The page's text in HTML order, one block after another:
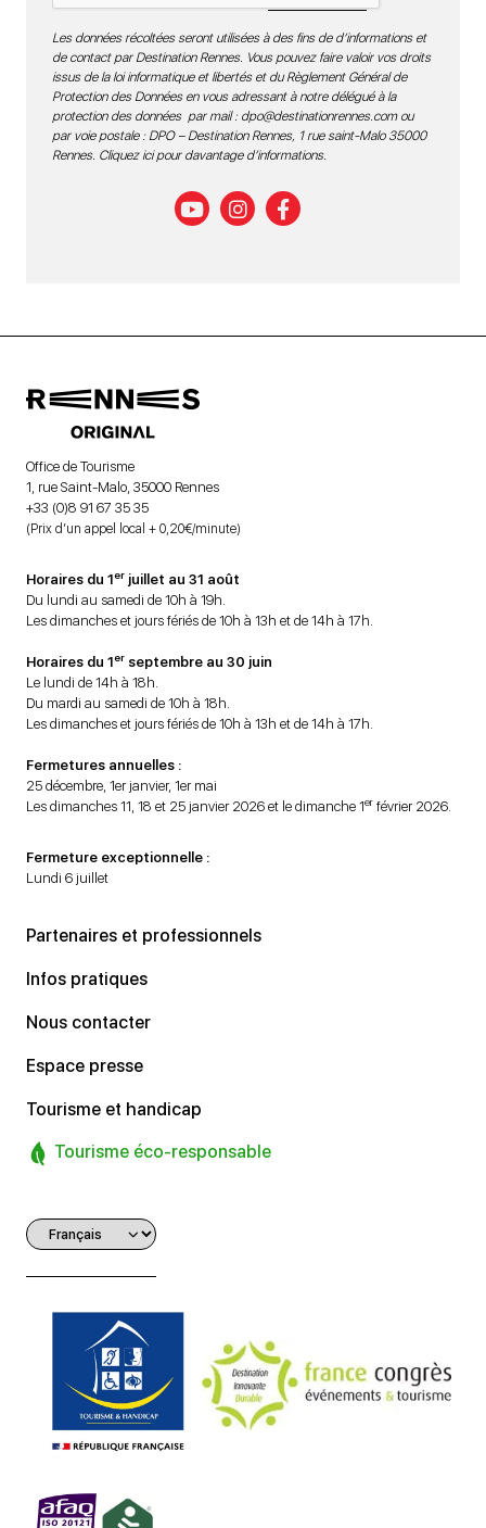
Les données récoltées seront utilisées à des fins de d’informations et
de contact par Destination Rennes. Vous pouvez faire valoir vos droits
issus de la loi informatique et libertés et du Règlement Général de
Protection des Données en vous adressant à notre délégué à la
protection des données par mail : dpo@destinationrennes.comou
par voie postale : DPO – Destination Rennes, 1 rue saint-Malo 35000
Rennes. Cliquez ici pour davantage d’informations.
Office de Tourisme
1, rue Saint-Malo, 35000 Rennes
+33 (0)8 91 67 35 35
(Prix d’un appel local + 0,20€/minute)
Horaires du 1er juillet au 31 août
Du lundi au samedi de 10h à 19h.
Les dimanches et jours fériés de 10h à 13h et de 14h à 17h.
Horaires du 1er septembre au 30 juin
Le lundi de 14h à 18h.
Du mardi au samedi de 10h à 18h.
Les dimanches et jours fériés de 10h à 13h et de 14h à 17h.
Fermetures annuelles :
25 décembre, 1er janvier, 1er mai
Les dimanches 11, 18 et 25 janvier 2026 et le dimanche 1er février 2026.
Fermeture exceptionnelle :
Lundi 6 juillet
Partenaires et professionnels
Infos pratiques
Nous contacter
Espace presse
Tourisme et handicap
Tourisme éco-responsable